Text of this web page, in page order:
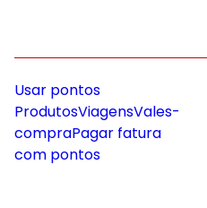
Usar pontos
ProdutosViagensVales-
compraPagar fatura
com pontos